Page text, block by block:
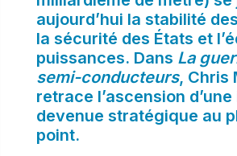
aujourd’hui la stabilité
la sécurité des États et
puissances. Dans La
semi-conducteurs, Chris
retrace l’ascension
devenue stratégique au
point.